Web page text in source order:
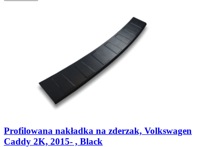
Profilowana nakładka na zderzak, Volkswagen
Caddy 2K, 2015- , Black